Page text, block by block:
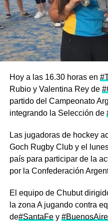
Hoy a las 16.30 horas en
Rubio y Valentina Rey de
partido del Campeonato
integrando la Selección de
Las jugadoras de hockey
Goch Rugby Club y el
país para participar de la
por la Confederación
El equipo de Chubut
la zona A jugando contra
de#SantaFey